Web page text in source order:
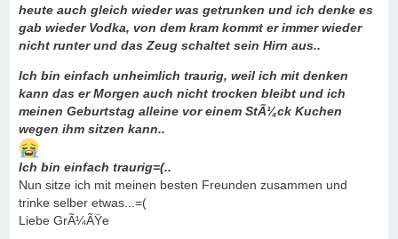
heute auch gleich wieder was getrunken und ich denke es
gab wieder Vodka, von dem kram kommt er immer wieder
nicht runter und das Zeug schaltet sein Hirn aus..
Ich bin einfach unheimlich traurig, weil ich mit denken
kann das er Morgen auch nicht trocken bleibt und ich
meinen Geburtstag alleine vor einem StÃ¼ck Kuchen
wegen ihm sitzen kann..
Ich bin einfach traurig=(..
Nun sitze ich mit meinen besten Freunden zusammen und
trinke selber etwas...=(
Liebe GrÃ¼ÃŸe